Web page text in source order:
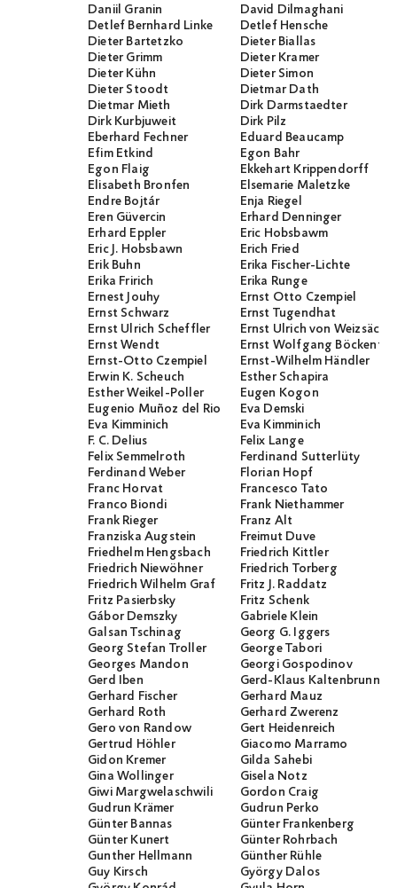
Daniil Granin
David Dilmaghani
Detlef Bernhard Linke
Detlef Hensche
Dieter Bartetzko
Dieter Biallas
Dieter Grimm
Dieter Kramer
Dieter Kühn
Dieter Simon
Dieter Stoodt
Dietmar Dath
Dietmar Mieth
Dirk Darmstaedter
Dirk Kurbjuweit
Dirk Pilz
Eberhard Fechner
Eduard Beaucamp
Efim Etkind
Egon Bahr
Egon Flaig
Ekkehart Krippendorff
Elisabeth Bronfen
Elsemarie Maletzke
Endre Bojtár
Enja Riegel
Eren Güvercin
Erhard Denninger
Erhard Eppler
Eric Hobsbawm
Eric J. Hobsbawn
Erich Fried
Erik Buhn
Erika Fischer-Lichte
Erika Fririch
Erika Runge
Ernest Jouhy
Ernst Otto Czempiel
Ernst Schwarz
Ernst Tugendhat
Ernst Ulrich Scheffler
Ernst Ulrich von Weizsäcker
Ernst Wendt
Ernst Wolfgang
Ernst-Otto Czempiel
Ernst-Wilhelm Händler
Erwin K. Scheuch
Esther Schapira
Esther Weikel-Poller
Eugen Kogon
Eugenio Muñoz del Rio
Eva Demski
Eva Kimminich
Eva Kimminich
F. C. Delius
Felix Lange
Felix Semmelroth
Ferdinand Sutterlüty
Ferdinand Weber
Florian Hopf
Franc Horvat
Francesco Tato
Franco Biondi
Frank Niethammer
Frank Rieger
Franz Alt
Franziska Augstein
Freimut Duve
Friedhelm Hengsbach
Friedrich Kittler
Friedrich Niewöhner
Friedrich Torberg
Friedrich Wilhelm Graf
Fritz J. Raddatz
Fritz Pasierbsky
Fritz Schenk
Gábor Demszky
Gabriele Klein
Galsan Tschinag
Georg G. Iggers
Georg Stefan Troller
George Tabori
Georges Mandon
Georgi Gospodinov
Gerd Iben
Gerd-Klaus Kaltenbrunner
Gerhard Fischer
Gerhard Mauz
Gerhard Roth
Gerhard Zwerenz
Gero von Randow
Gert Heidenreich
Gertrud Höhler
Giacomo Marramo
Gidon Kremer
Gilda Sahebi
Gina Wollinger
Gisela Notz
Giwi Margwelaschwili
Gordon Craig
Gudrun Krämer
Gudrun Perko
Günter Bannas
Günter Frankenberg
Günter Kunert
Günter Rohrbach
Gunther Hellmann
Günther Rühle
Guy Kirsch
György Dalos